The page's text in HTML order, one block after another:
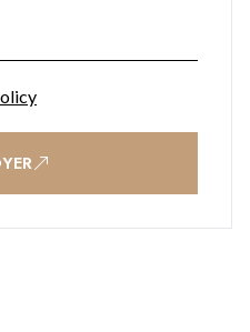
nous vous